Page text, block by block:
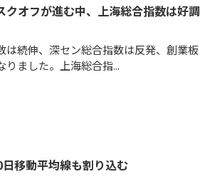
クオフが進む中、上海総合指数は好調
は続伸、深セン総合指数は反発、創業板
ました。上海総合指...
移動平均線も割り込む